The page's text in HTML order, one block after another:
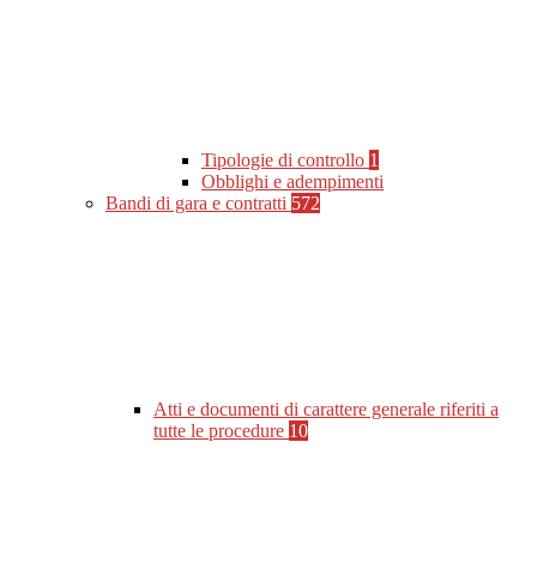
Tipologie di controllo 1
Obblighi e adempimenti
Bandi di gara e contratti 572
Atti e documenti di carattere generale riferiti a
tutte le procedure 10